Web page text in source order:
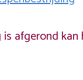
afgerond